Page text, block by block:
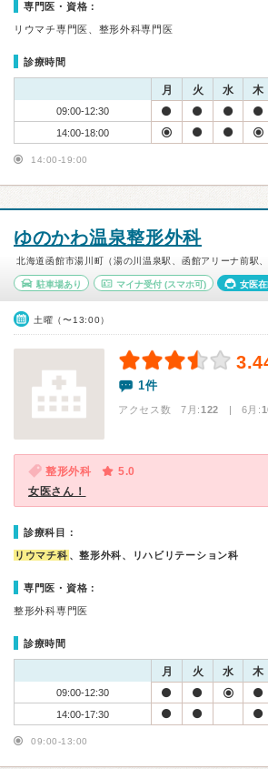
専門医・資格：
リウマチ専門医、整形外科専門医
診療時間
月 火 水 木
09:00-12:30
14:00-18:00
14:00-19:00
ゆのかわ温泉整形外科
北海道函館市湯川町（湯の川温泉駅、函館アリーナ前駅、
駐車場あり マイナ受付(スマホ可) 女医
土曜（〜13:00）
1件
アクセス数 7月:122 | 6月:
整形外科
5.0
女医さん！
診療科目：
リウマチ科 、整形外科、リハビリテーション科
専門医・資格：
整形外科専門医
診療時間
月 火 水 木
09:00-12:30
14:00-17:30
09:00-13:00